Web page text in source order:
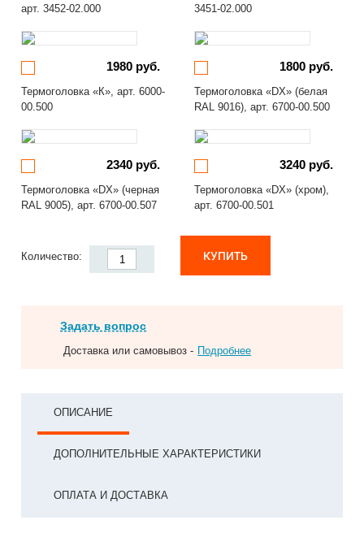
арт. 3452-02.000
3451-02.000
1980 руб.
Термоголовка «К», арт. 6000-
00.500
1800 руб.
Термоголовка «DX» (белая
RAL 9016), арт. 6700-00.500
2340 руб.
Термоголовка «DX» (черная
RAL 9005), арт. 6700-00.507
3240 руб.
Термоголовка «DX» (хром),
арт. 6700-00.501
Количество: КУПИТЬ
Задать вопрос
Доставка или самовывоз - Подробнее
ОПИСАНИЕ
ДОПОЛНИТЕЛЬНЫЕ ХАРАКТЕРИСТИКИ
ОПЛАТА И ДОСТАВКА